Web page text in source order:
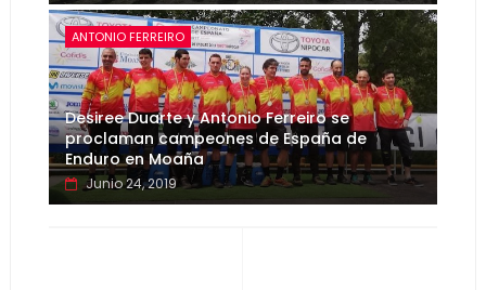
ANTONIO FERREIRO
Desiree Duarte y Antonio Ferreiro se
proclaman campeones de España de
Enduro en Moaña
Junio 24, 2019